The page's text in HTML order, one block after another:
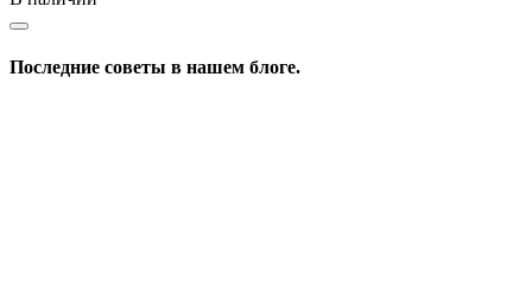
Последние советы в нашем блоге.